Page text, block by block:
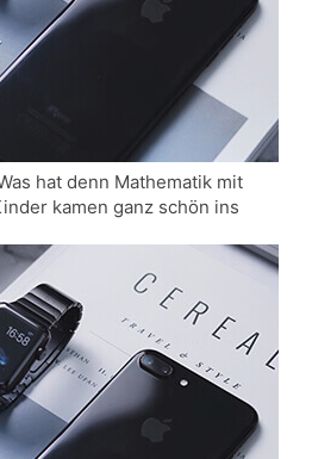
hat denn Mathematik mit
kamen ganz schön ins